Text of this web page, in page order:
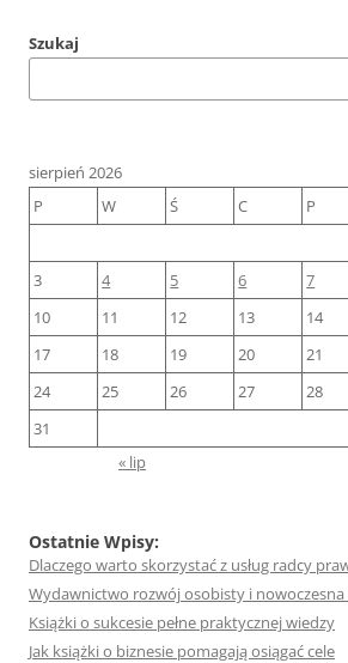
Szukaj
sierpień 2026
P
W Ś C P
3
4 5 6 7
10
11 12 13 14
17
18 19 20 21
24
25 26 27 28
31
« lip
Ostatnie Wpisy:
Dlaczego warto skorzystać z usług radcy
Wydawnictwo rozwój osobisty i
Książki o sukcesie pełne praktycznej wiedzy
Jak książki o biznesie pomagają osiągać cele